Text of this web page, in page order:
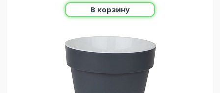
В корзину